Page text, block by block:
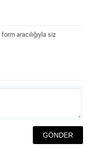
aracılığıyla siz